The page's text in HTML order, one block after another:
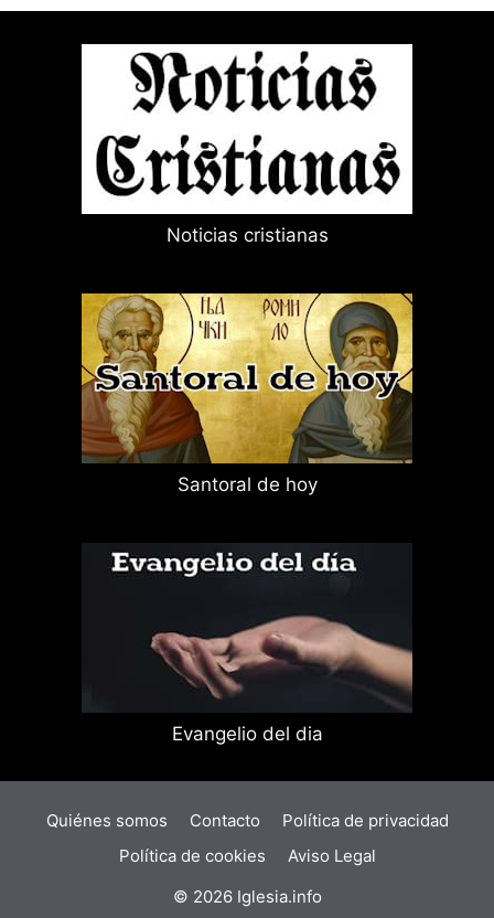
Noticias cristianas
Santoral de hoy
Evangelio del dia
Quiénes somos Contacto
Política de privacidad
Política de cookies
Aviso Legal
© 2026 Iglesia.info